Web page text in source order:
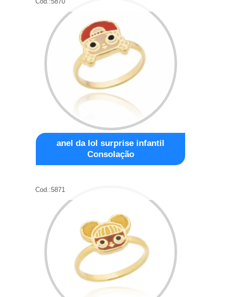
anel da lol surprise infantil
Consolação
Cod.:5871